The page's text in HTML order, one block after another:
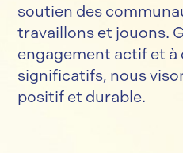
soutien des
travaillons et jouons.
engagement actif et
significatifs, nous
positif et durable.